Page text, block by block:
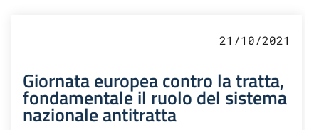
21/10/2021
Giornata europea contro la tratta,
fondamentale il ruolo del sistema
nazionale antitratta